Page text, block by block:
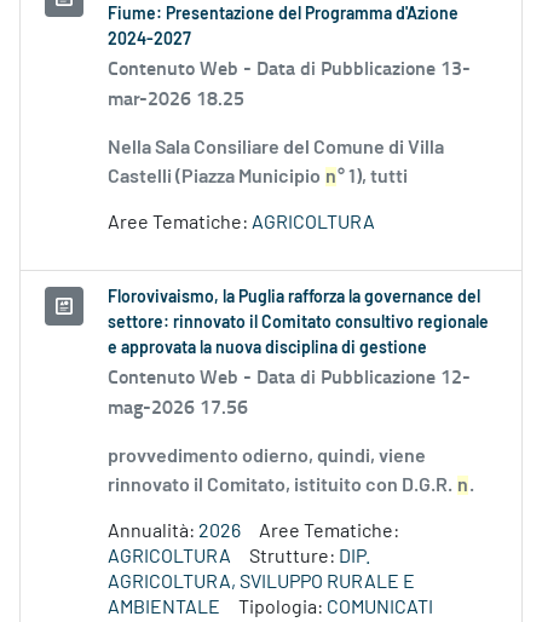
Fiume: Presentazione del Programma d'Azione
2024-2027
Contenuto Web - Data di Pubblicazione 13-
mar-2026 18.25
Nella Sala Consiliare del Comune di Villa
Castelli (Piazza Municipio n° 1), tutti
Aree Tematiche: AGRICOLTURA
Florovivaismo, la Puglia rafforza la governance del
settore: rinnovato il Comitato consultivo regionale
e approvata la nuova disciplina di gestione
Contenuto Web - Data di Pubblicazione 12-
mag-2026 17.56
provvedimento odierno, quindi, viene
rinnovato il Comitato, istituito con D.G.R. n.
Annualità: 2026
Aree Tematiche:
AGRICOLTURA
Strutture: DIP.
AGRICOLTURA, SVILUPPO RURALE E
AMBIENTALE
Tipologia: COMUNICATI